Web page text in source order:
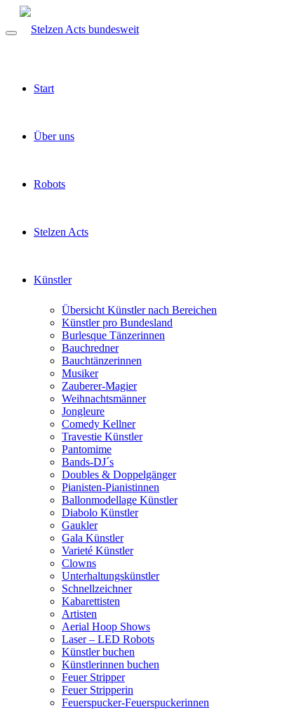
Start
Über uns
Robots
Stelzen Acts
Künstler
Übersicht Künstler nach Bereichen
Künstler pro Bundesland
Burlesque Tänzerinnen
Bauchredner
Bauchtänzerinnen
Musiker
Zauberer-Magier
Weihnachtsmänner
Jongleure
Comedy Kellner
Travestie Künstler
Pantomime
Bands-DJ´s
Doubles & Doppelgänger
Pianisten-Pianistinnen
Ballonmodellage Künstler
Diabolo Künstler
Gaukler
Gala Künstler
Varieté Künstler
Clowns
Unterhaltungskünstler
Schnellzeichner
Kabarettisten
Artisten
Aerial Hoop Shows
Laser – LED Robots
Künstler buchen
Künstlerinnen buchen
Feuer Stripper
Feuer Stripperin
Feuerspucker-Feuerspuckerinnen